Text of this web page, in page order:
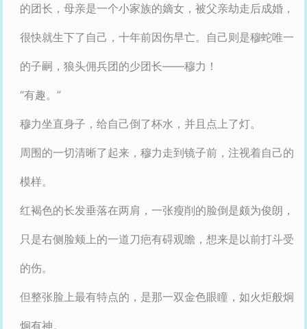
的团长，母亲是一个小家族的嫡女，被父亲劫走后成婚，
很快就生下了自己，十年前因伤早亡。自己则是穆蛇唯一
的子嗣，狼头佣兵团的少团长——穆力！
“有趣。”
穆力坐直身子，给自己倒了杯水，并且点上了灯。
周围的一切清晰了起来，穆力走到镜子前，注视着自己的
模样。
红褐色的长发垂落在两肩，一张瘦削的脸倒是颇为俊朗，
只是右侧脸颊上的一道刀疤有碍观瞻，想来是以前打斗受
的伤。
但整张脸上最有特点的，是那一双金色眼瞳，如火炬般炯
炯有神。